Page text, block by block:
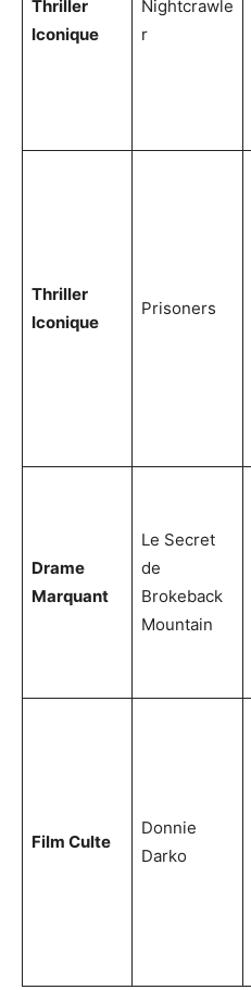
Thriller
Iconique
Nightcrawle
r
Thriller
Iconique
Prisoners
Drame
Marquant
Le Secret
de
Brokeback
Mountain
Film Culte
Donnie
Darko